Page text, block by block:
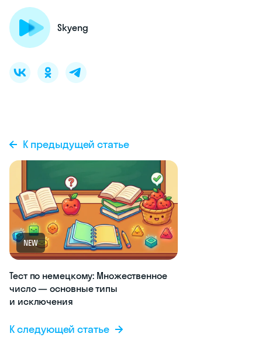
Skyeng
К предыдущей статье
NEW
Тест по немецкому: Множественное
число — основные типы
и исключения
К следующей статье